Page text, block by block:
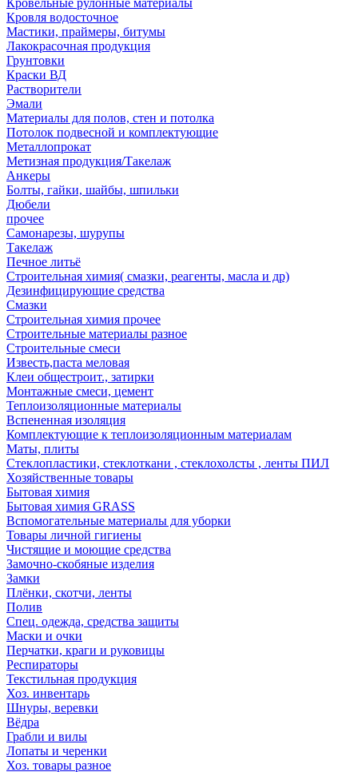
Кровельные рулонные материалы
Кровля водосточное
Мастики, праймеры, битумы
Лакокрасочная продукция
Грунтовки
Краски ВД
Растворители
Эмали
Материалы для полов, стен и потолка
Потолок подвесной и комплектующие
Металлопрокат
Метизная продукция/Такелаж
Анкеры
Болты, гайки, шайбы, шпильки
Дюбели
прочее
Самонарезы, шурупы
Такелаж
Печное литьё
Строительная химия( смазки, реагенты, масла и др)
Дезинфицирующие средства
Смазки
Строительная химия прочее
Строительные материалы разное
Строительные смеси
Известь,паста меловая
Клеи общестроит., затирки
Монтажные смеси, цемент
Теплоизоляционные материалы
Вспененная изоляция
Комплектующие к теплоизоляционным материалам
Маты, плиты
Стеклопластики, стеклоткани , стеклохолсты , ленты ПИЛ
Хозяйственные товары
Бытовая химия
Бытовая химия GRASS
Вспомогательные материалы для уборки
Товары личной гигиены
Чистящие и моющие средства
Замочно-скобяные изделия
Замки
Плёнки, скотчи, ленты
Полив
Спец. одежда, средства защиты
Маски и очки
Перчатки, краги и руковицы
Респираторы
Текстильная продукция
Хоз. инвентарь
Шнуры, веревки
Вёдра
Грабли и вилы
Лопаты и черенки
Хоз. товары разное